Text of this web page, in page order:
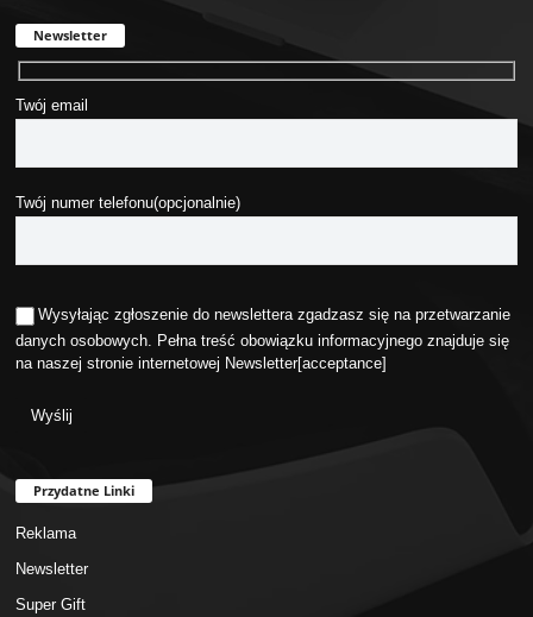
Newsletter
Twój email
Twój numer telefonu(opcjonalnie)
Wysyłając zgłoszenie do newslettera zgadzasz się na przetwarzanie
danych osobowych. Pełna treść obowiązku informacyjnego znajduje się
na naszej stronie internetowej Newsletter[acceptance]
Przydatne Linki
Reklama
Newsletter
Super Gift